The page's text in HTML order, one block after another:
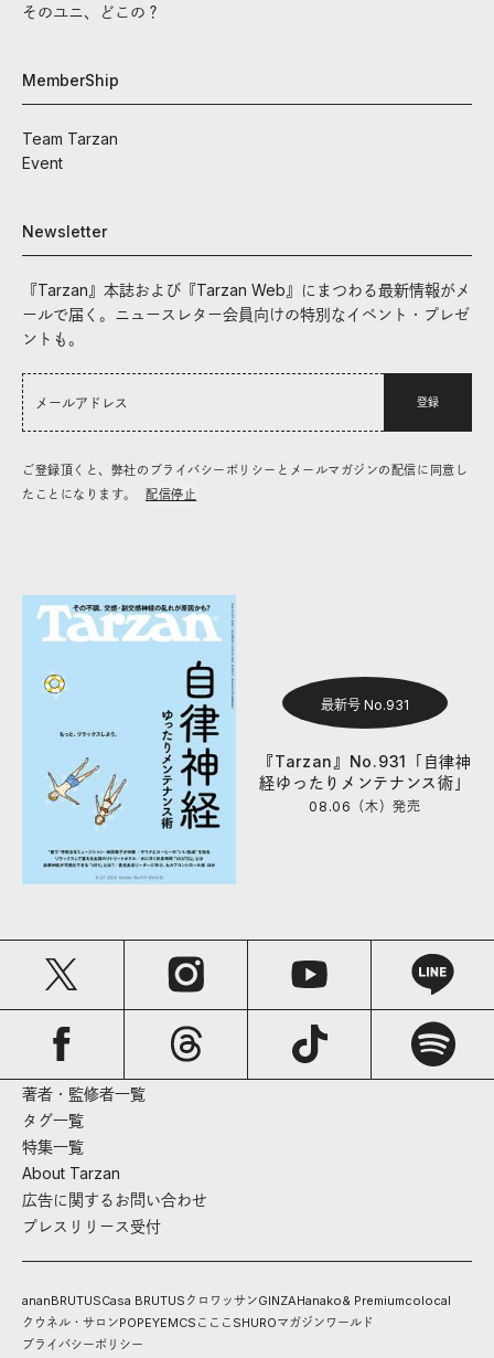
そのユニ、どこの？
MemberShip
Team Tarzan
Event
Newsletter
『Tarzan』本誌および『Tarzan Web』にまつわる最新情報がメ
ールで届く。ニュースレター会員向けの特別なイベント・プレゼ
ントも。
登録
ご登録頂くと、弊社のプライバシーポリシーとメールマガジンの配信に同意し
たことになります。
配信停止
最新号 No.931
『Tarzan』No.931「自律神
経ゆったりメンテナンス術」
08.06（木）発売
著者・監修者一覧
タグ一覧
特集一覧
About Tarzan
広告に関するお問い合わせ
プレスリリース受付
ananBRUTUSCasa BRUTUS クロワッサンGINZAHanako& Premiumcolocal
クウネル・サロンPOPEYEMCS こここ SHUROマガジンワールド
プライバシーポリシー